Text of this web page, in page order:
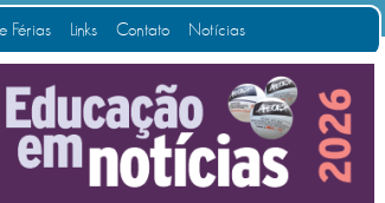
Férias Links Contato Notícias